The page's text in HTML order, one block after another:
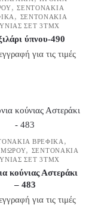
,ΣΕΝΤΟΝΆΚΙΑ
, ΣΕΝΤΟΝΆΚΙΑ
ΣΕΤ 3ΤΜΧ
ύπνου-490
για τις τιμές
ΒΡΕΦΙΚΆ ,
ΜΩΡΟΎ, ΣΕΝΤΟΝΆΚΙΑ
ΣΕΤ 3ΤΜΧ
κούνιας Αστεράκι
– 483
για τις τιμές